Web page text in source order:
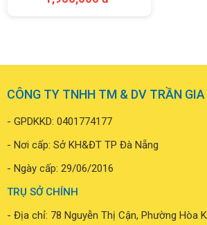
CÔNG TY TNHH TM & DV TRẦN GIA
- GPDKKD: 0401774177
- Nơi cấp: Sở KH&ĐT TP Đà Nẵng
- Ngày cấp: 29/06/2016
TRỤ SỞ CHÍNH
- Địa chỉ: 78 Nguyễn Thị Cận, Phường Hòa